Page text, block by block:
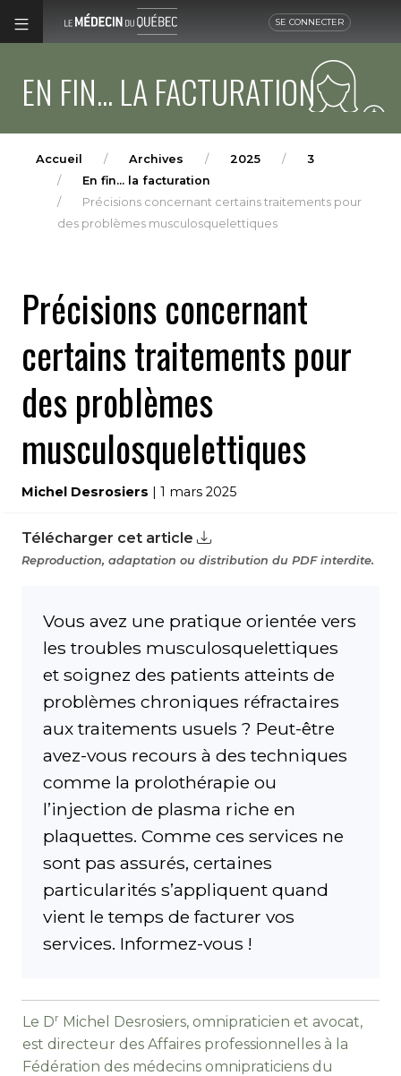
SE CONNECTER
EN FIN... LA FACTURATION
Accueil Archives 2025
3
En fin... la facturation
Précisions concernant certains traitements pour
des problèmes musculosquelettiques
Précisions concernant
certains traitements pour
des problèmes
musculosquelettiques
Michel Desrosiers | 1 mars 2025
Télécharger cet article
Reproduction, adaptation ou distribution du PDF interdite.
Vous avez une pratique orientée vers
les troubles musculosquelettiques
et soignez des patients atteints de
problèmes chroniques réfractaires
aux traitements usuels ? Peut-être
avez-vous recours à des techniques
comme la prolothérapie ou
l’injection de plasma riche en
plaquettes. Comme ces services ne
sont pas assurés, certaines
particularités s’appliquent quand
vient le temps de facturer vos
services. Informez-vous !
Le Dr Michel Desrosiers, omnipraticien et avocat,
est directeur des Affaires professionnelles à la
Fédération des médecins omnipraticiens du